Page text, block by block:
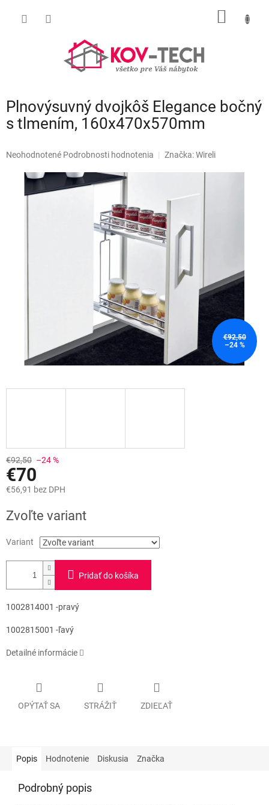
Plnovýsuvný dvojkôš Elegance bočný
s tlmením, 160x470x570mm
Priemerné
produktu
Neohodnotené Podrobnosti hodnotenia Značka:Wireli
€92,50
–24 %
€92,50 –24 %
€70
€56,91 bez DPH
cena:
Zvoľte variant
Variant
Pridať do košíka
1002814001 -pravý
1002815001 -ľavý
Detailné informácie
OPÝTAŤ SA STRÁŽIŤ ZDIEĽAŤ
Popis Hodnotenie Diskusia Značka
Podrobný popis